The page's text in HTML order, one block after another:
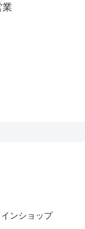
ンショップ